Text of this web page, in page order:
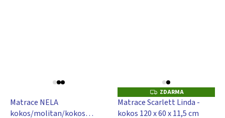
Matrace NELA
kokos/molitan/kokos
Z
D
A
R
ZDARMA
Matrace Scarlett Linda -
kokos 120 x 60 x 11,5 cm